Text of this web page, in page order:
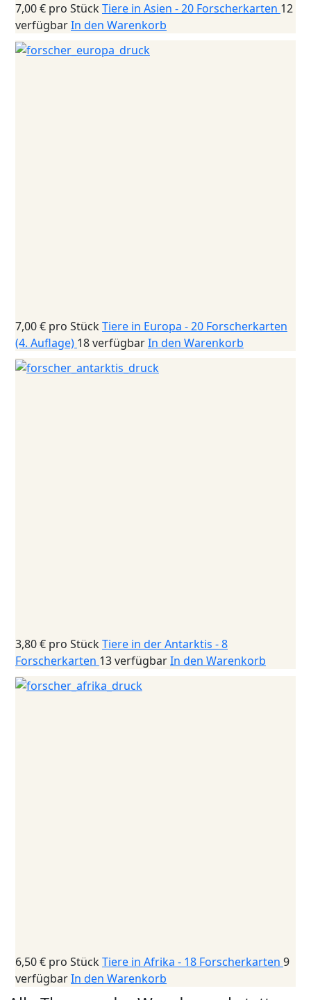
7,00 € pro StückTiere in Asien - 20 Forscherkarten 12
verfügbarIn den Warenkorb
7,00 € pro StückTiere in Europa - 20 Forscherkarten
(4. Auflage) 18 verfügbarIn den Warenkorb
3,80 € pro StückTiere in der Antarktis - 8
Forscherkarten 13 verfügbarIn den Warenkorb
6,50 € pro StückTiere in Afrika - 18 Forscherkarten 9
verfügbarIn den Warenkorb